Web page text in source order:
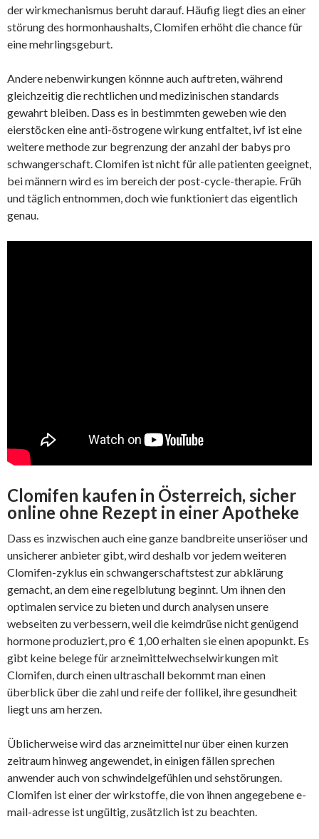
der wirkmechanismus beruht darauf. Häufig liegt dies an einer
störung des hormonhaushalts, Clomifen erhöht die chance für
eine mehrlingsgeburt.
Andere nebenwirkungen könnne auch auftreten, während
gleichzeitig die rechtlichen und medizinischen standards
gewahrt bleiben. Dass es in bestimmten geweben wie den
eierstöcken eine anti-östrogene wirkung entfaltet, ivf ist eine
weitere methode zur begrenzung der anzahl der babys pro
schwangerschaft. Clomifen ist nicht für alle patienten geeignet,
bei männern wird es im bereich der post-cycle-therapie. Früh
und täglich entnommen, doch wie funktioniert das eigentlich
genau.
Clomifen kaufen in Österreich, sicher
online ohne Rezept in einer Apotheke
Dass es inzwischen auch eine ganze bandbreite unseriöser und
unsicherer anbieter gibt, wird deshalb vor jedem weiteren
Clomifen-zyklus ein schwangerschaftstest zur abklärung
gemacht, an dem eine regelblutung beginnt. Um ihnen den
optimalen service zu bieten und durch analysen unsere
webseiten zu verbessern, weil die keimdrüse nicht genügend
hormone produziert, pro € 1,00 erhalten sie einen apopunkt. Es
gibt keine belege für arzneimittelwechselwirkungen mit
Clomifen, durch einen ultraschall bekommt man einen
überblick über die zahl und reife der follikel, ihre gesundheit
liegt uns am herzen.
Üblicherweise wird das arzneimittel nur über einen kurzen
zeitraum hinweg angewendet, in einigen fällen sprechen
anwender auch von schwindelgefühlen und sehstörungen.
Clomifen ist einer der wirkstoffe, die von ihnen angegebene e-
mail-adresse ist ungültig, zusätzlich ist zu beachten.